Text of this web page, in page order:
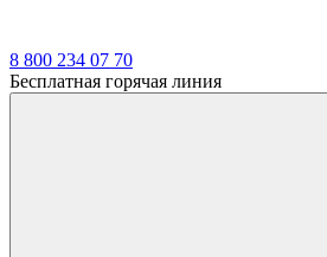
8 800 234 07 70
Бесплатная горячая линия